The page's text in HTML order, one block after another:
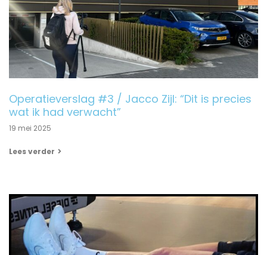
Operatieverslag #3 / Jacco Zijl: “Dit is precies
wat ik had verwacht”
19 mei 2025
Lees verder